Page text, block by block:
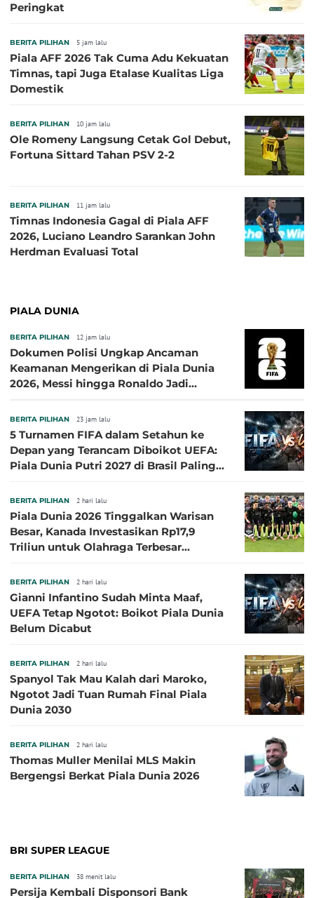
Peringkat
BERITA PILIHAN 5 jam lalu
Piala AFF 2026 Tak Cuma Adu Kekuatan
Timnas, tapi Juga Etalase Kualitas Liga
Domestik
BERITA PILIHAN 10 jam lalu
Ole Romeny Langsung Cetak Gol Debut,
Fortuna Sittard Tahan PSV 2-2
BERITA PILIHAN 11 jam lalu
Timnas Indonesia Gagal di Piala AFF
2026, Luciano Leandro Sarankan John
Herdman Evaluasi Total
PIALA DUNIA
BERITA PILIHAN 12 jam lalu
Dokumen Polisi Ungkap Ancaman
Keamanan Mengerikan di Piala Dunia
2026, Messi hingga Ronaldo Jadi
BERITA PILIHAN 23 jam lalu
5 Turnamen FIFA dalam Setahun ke
Depan yang Terancam Diboikot UEFA:
Piala Dunia Putri 2027 di Brasil Paling
BERITA PILIHAN 2 hari lalu
Piala Dunia 2026 Tinggalkan Warisan
Besar, Kanada Investasikan Rp17,9
Triliun untuk Olahraga Terbesar
BERITA PILIHAN 2 hari lalu
Gianni Infantino Sudah Minta Maaf,
UEFA Tetap Ngotot: Boikot Piala Dunia
Belum Dicabut
BERITA PILIHAN 2 hari lalu
Spanyol Tak Mau Kalah dari Maroko,
Ngotot Jadi Tuan Rumah Final Piala
Dunia 2030
BERITA PILIHAN 2 hari lalu
Thomas Muller Menilai MLS Makin
Bergengsi Berkat Piala Dunia 2026
BRI SUPER LEAGUE
BERITA PILIHAN 38 menit lalu
Persija Kembali Disponsori Bank